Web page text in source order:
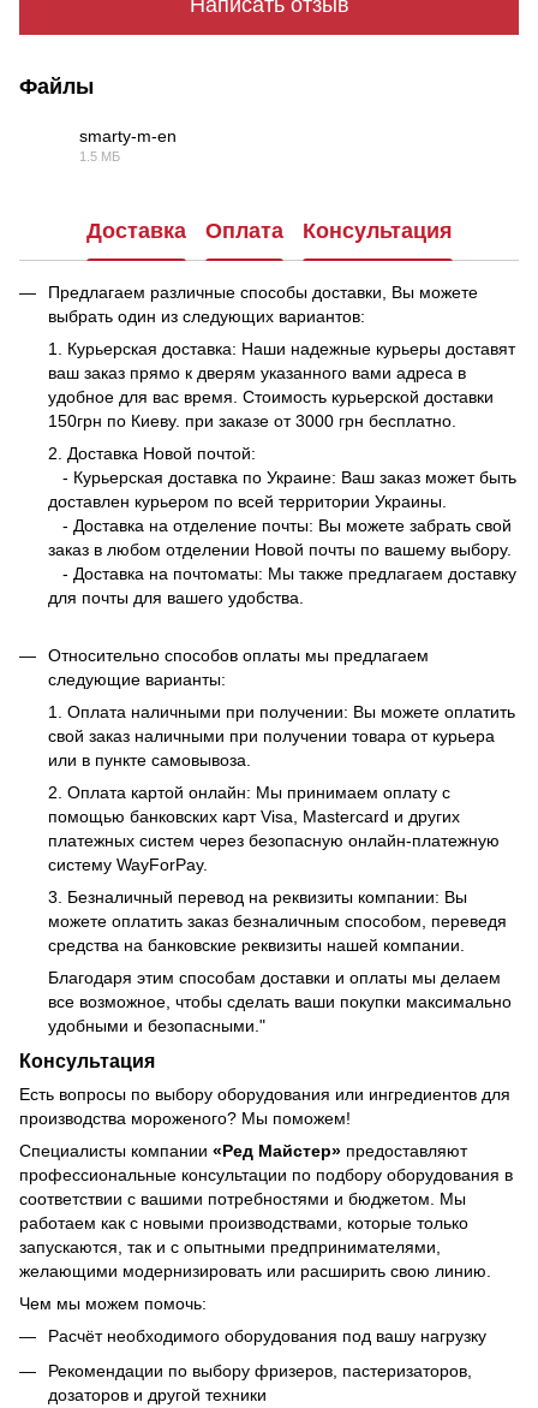
Написать отзыв
Файлы
smarty-m-en
1.5 МБ
Доставка Оплата Консультация
Предлагаем различные способы доставки, Вы можете
выбрать один из следующих вариантов:
1. Курьерская доставка: Наши надежные курьеры доставят
ваш заказ прямо к дверям указанного вами адреса в
удобное для вас время. Стоимость курьерской доставки
150грн по Киеву. при заказе от 3000 грн бесплатно.
2. Доставка Новой почтой:
- Курьерская доставка по Украине: Ваш заказ может быть
доставлен курьером по всей территории Украины.
- Доставка на отделение почты: Вы можете забрать свой
заказ в любом отделении Новой почты по вашему выбору.
- Доставка на почтоматы: Мы также предлагаем доставку
для почты для вашего удобства.
Относительно способов оплаты мы предлагаем
следующие варианты:
1. Оплата наличными при получении: Вы можете оплатить
свой заказ наличными при получении товара от курьера
или в пункте самовывоза.
2. Оплата картой онлайн: Мы принимаем оплату с
помощью банковских карт Visa, Mastercard и других
платежных систем через безопасную онлайн-платежную
систему WayForPay.
3. Безналичный перевод на реквизиты компании: Вы
можете оплатить заказ безналичным способом, переведя
средства на банковские реквизиты нашей компании.
Благодаря этим способам доставки и оплаты мы делаем
все возможное, чтобы сделать ваши покупки максимально
удобными и безопасными."
Консультация
Есть вопросы по выбору оборудования или ингредиентов для
производства мороженого? Мы поможем!
Специалисты компании «Ред Майстер» предоставляют
профессиональные консультации по подбору оборудования в
соответствии с вашими потребностями и бюджетом. Мы
работаем как с новыми производствами, которые только
запускаются, так и с опытными предпринимателями,
желающими модернизировать или расширить свою линию.
Чем мы можем помочь:
Расчёт необходимого оборудования под вашу нагрузку
Рекомендации по выбору фризеров, пастеризаторов,
дозаторов и другой техники